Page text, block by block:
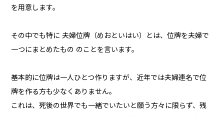
を用意します。
その中でも特に 夫婦位牌（めおといはい）とは、位牌を夫婦で
一つにまとめたもの のことを言います。
基本的に位牌は一人ひとつ作りますが、近年では夫婦連名で位
牌を作る方も少なくありません。
これは、死後の世界でも一緒でいたいと願う方々に限らず、残